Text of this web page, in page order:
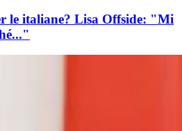
le italiane? Lisa Offside: "Mi